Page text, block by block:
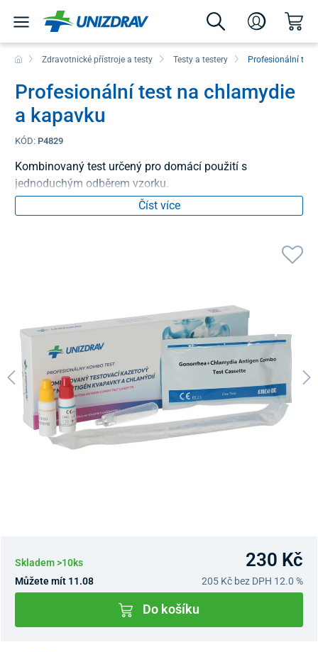
Zdravotnické přístroje a testy Testy a testery Profesionální
Profesionální test na chlamydie
a kapavku
KÓD: P4829
Kombinovaný test určený pro domácí použití s
jednoduchým odběrem vzorku.
Číst více
Skladem >10ks 230 Kč
Můžete mít 11.08 205 Kč bez DPH 12.0 %
Do košíku